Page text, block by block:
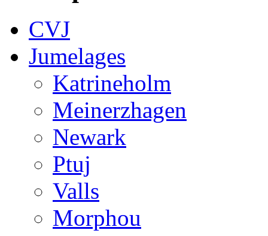
CVJ
Jumelages
Katrineholm
Meinerzhagen
Newark
Ptuj
Valls
Morphou